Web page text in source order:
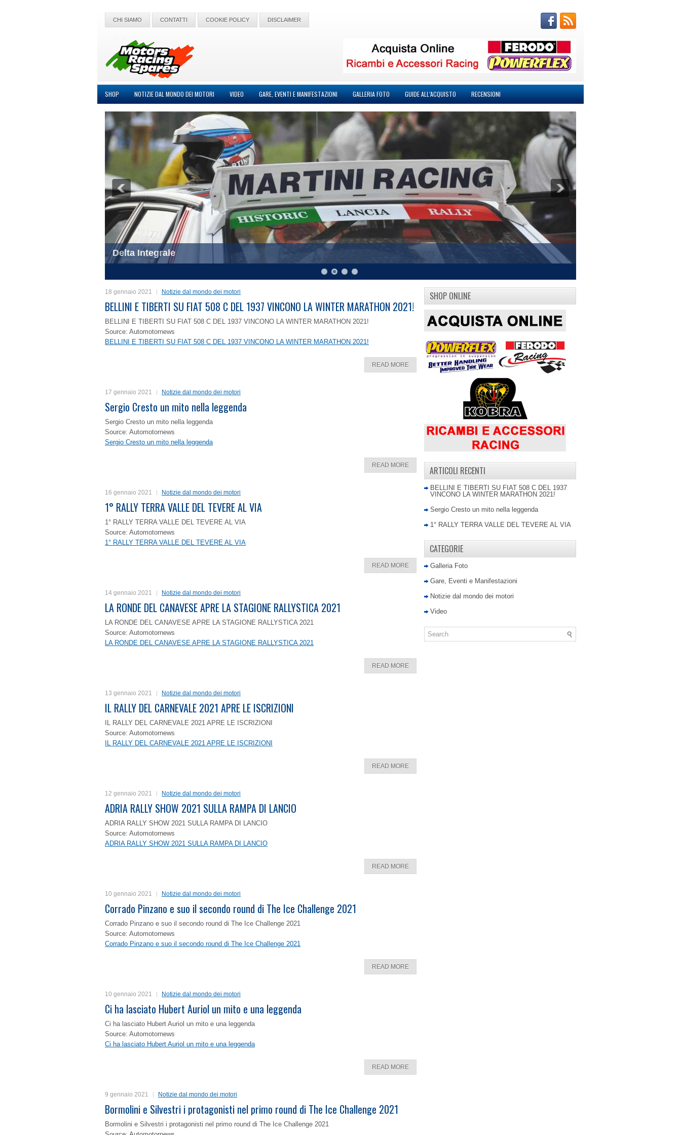
CHI SIAMO CONTATTI COOKIE POLICY DISCLAIMER
SHOP NOTIZIE DAL MONDO DEI MOTORI VIDEO GARE, EVENTI E MANIFESTAZIONI GALLERIA FOTO GUIDE ALL’ACQUISTO RECENSIONI
Delta Integrale
18 gennaio 2021 Notizie dal mondo dei motori
BELLINI E TIBERTI SU FIAT 508 C DEL 1937 VINCONO LA WINTER MARATHON 2021!
BELLINI E TIBERTI SU FIAT 508 C DEL 1937 VINCONO LA WINTER MARATHON 2021!
Source: Automotornews
BELLINI E TIBERTI SU FIAT 508 C DEL 1937 VINCONO LA WINTER MARATHON 2021!
READ MORE
17 gennaio 2021 Notizie dal mondo dei motori
Sergio Cresto un mito nella leggenda
Sergio Cresto un mito nella leggenda
Source: Automotornews
Sergio Cresto un mito nella leggenda
READ MORE
16 gennaio 2021 Notizie dal mondo dei motori
1° RALLY TERRA VALLE DEL TEVERE AL VIA
1° RALLY TERRA VALLE DEL TEVERE AL VIA
Source: Automotornews
1° RALLY TERRA VALLE DEL TEVERE AL VIA
READ MORE
14 gennaio 2021 Notizie dal mondo dei motori
LA RONDE DEL CANAVESE APRE LA STAGIONE RALLYSTICA 2021
LA RONDE DEL CANAVESE APRE LA STAGIONE RALLYSTICA 2021
Source: Automotornews
LA RONDE DEL CANAVESE APRE LA STAGIONE RALLYSTICA 2021
READ MORE
13 gennaio 2021 Notizie dal mondo dei motori
IL RALLY DEL CARNEVALE 2021 APRE LE ISCRIZIONI
IL RALLY DEL CARNEVALE 2021 APRE LE ISCRIZIONI
Source: Automotornews
IL RALLY DEL CARNEVALE 2021 APRE LE ISCRIZIONI
READ MORE
12 gennaio 2021 Notizie dal mondo dei motori
ADRIA RALLY SHOW 2021 SULLA RAMPA DI LANCIO
ADRIA RALLY SHOW 2021 SULLA RAMPA DI LANCIO
Source: Automotornews
ADRIA RALLY SHOW 2021 SULLA RAMPA DI LANCIO
READ MORE
10 gennaio 2021 Notizie dal mondo dei motori
Corrado Pinzano e suo il secondo round di The Ice Challenge 2021
Corrado Pinzano e suo il secondo round di The Ice Challenge 2021
Source: Automotornews
Corrado Pinzano e suo il secondo round di The Ice Challenge 2021
READ MORE
10 gennaio 2021 Notizie dal mondo dei motori
Ci ha lasciato Hubert Auriol un mito e una leggenda
Ci ha lasciato Hubert Auriol un mito e una leggenda
Source: Automotornews
Ci ha lasciato Hubert Auriol un mito e una leggenda
READ MORE
9 gennaio 2021 Notizie dal mondo dei motori
Bormolini e Silvestri i protagonisti nel primo round di The Ice Challenge 2021
Bormolini e Silvestri i protagonisti nel primo round di The Ice Challenge 2021
SHOP ONLINE
ARTICOLI RECENTI
BELLINI E TIBERTI SU FIAT 508 C DEL 1937
VINCONO LA WINTER MARATHON 2021!
Sergio Cresto un mito nella leggenda
1° RALLY TERRA VALLE DEL TEVERE AL VIA
CATEGORIE
Galleria Foto
Gare, Eventi e Manifestazioni
Notizie dal mondo dei motori
Video